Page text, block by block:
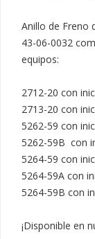
Anillo de Freno
43-06-0032
equipos:
2712-20 con
2713-20 con
5262-59 con
5262-59B  con
5264-59 con
5264-59A con
5264-59B con
¡Disponible en